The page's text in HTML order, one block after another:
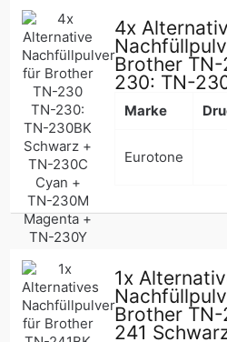
4x
Brother
230: TN-
Marke
Eurotone
1x
Brother TN-
241